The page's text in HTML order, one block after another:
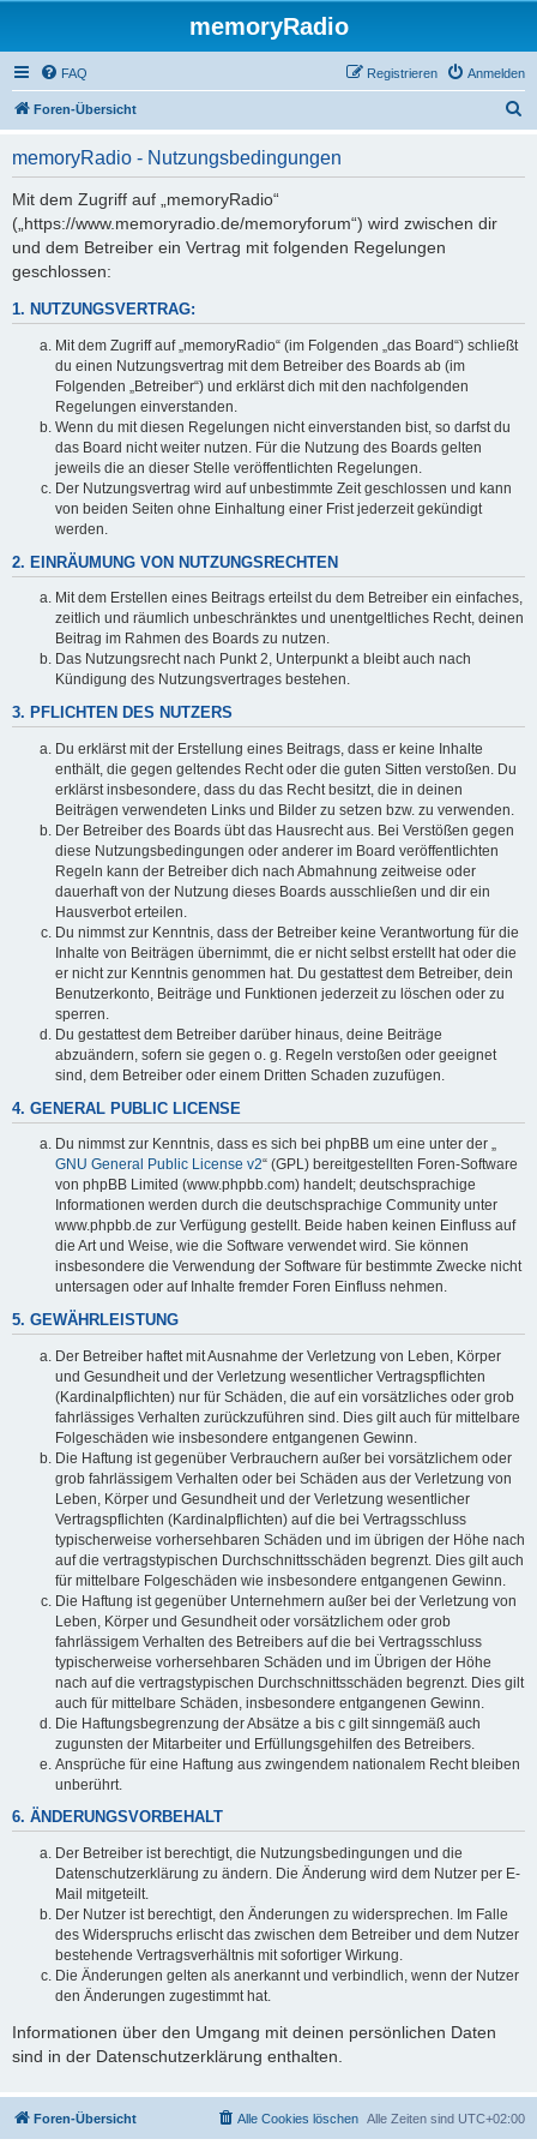
memoryRadio
FAQ Anmelden
Registrieren
Foren-Übersicht
memoryRadio - Nutzungsbedingungen
Mit dem Zugriff auf „memoryRadio“
(„https://www.memoryradio.de/memoryforum“) wird zwischen dir
und dem Betreiber ein Vertrag mit folgenden Regelungen
geschlossen:
1. NUTZUNGSVERTRAG:
Mit dem Zugriff auf „memoryRadio“ (im Folgenden „das Board“) schließt
du einen Nutzungsvertrag mit dem Betreiber des Boards ab (im
Folgenden „Betreiber“) und erklärst dich mit den nachfolgenden
Regelungen einverstanden.
Wenn du mit diesen Regelungen nicht einverstanden bist, so darfst du
das Board nicht weiter nutzen. Für die Nutzung des Boards gelten
jeweils die an dieser Stelle veröffentlichten Regelungen.
Der Nutzungsvertrag wird auf unbestimmte Zeit geschlossen und kann
von beiden Seiten ohne Einhaltung einer Frist jederzeit gekündigt
werden.
2. EINRÄUMUNG VON NUTZUNGSRECHTEN
Mit dem Erstellen eines Beitrags erteilst du dem Betreiber ein einfaches,
zeitlich und räumlich unbeschränktes und unentgeltliches Recht, deinen
Beitrag im Rahmen des Boards zu nutzen.
Das Nutzungsrecht nach Punkt 2, Unterpunkt a bleibt auch nach
Kündigung des Nutzungsvertrages bestehen.
3. PFLICHTEN DES NUTZERS
Du erklärst mit der Erstellung eines Beitrags, dass er keine Inhalte
enthält, die gegen geltendes Recht oder die guten Sitten verstoßen. Du
erklärst insbesondere, dass du das Recht besitzt, die in deinen
Beiträgen verwendeten Links und Bilder zu setzen bzw. zu verwenden.
Der Betreiber des Boards übt das Hausrecht aus. Bei Verstößen gegen
diese Nutzungsbedingungen oder anderer im Board veröffentlichten
Regeln kann der Betreiber dich nach Abmahnung zeitweise oder
dauerhaft von der Nutzung dieses Boards ausschließen und dir ein
Hausverbot erteilen.
Du nimmst zur Kenntnis, dass der Betreiber keine Verantwortung für die
Inhalte von Beiträgen übernimmt, die er nicht selbst erstellt hat oder die
er nicht zur Kenntnis genommen hat. Du gestattest dem Betreiber, dein
Benutzerkonto, Beiträge und Funktionen jederzeit zu löschen oder zu
sperren.
Du gestattest dem Betreiber darüber hinaus, deine Beiträge
abzuändern, sofern sie gegen o. g. Regeln verstoßen oder geeignet
sind, dem Betreiber oder einem Dritten Schaden zuzufügen.
4. GENERAL PUBLIC LICENSE
Du nimmst zur Kenntnis, dass es sich bei phpBB um eine unter der „
GNU General Public License v2“ (GPL) bereitgestellten Foren-Software
von phpBB Limited (www.phpbb.com) handelt; deutschsprachige
Informationen werden durch die deutschsprachige Community unter
www.phpbb.de zur Verfügung gestellt. Beide haben keinen Einfluss auf
die Art und Weise, wie die Software verwendet wird. Sie können
insbesondere die Verwendung der Software für bestimmte Zwecke nicht
untersagen oder auf Inhalte fremder Foren Einfluss nehmen.
5. GEWÄHRLEISTUNG
Der Betreiber haftet mit Ausnahme der Verletzung von Leben, Körper
und Gesundheit und der Verletzung wesentlicher Vertragspflichten
(Kardinalpflichten) nur für Schäden, die auf ein vorsätzliches oder grob
fahrlässiges Verhalten zurückzuführen sind. Dies gilt auch für mittelbare
Folgeschäden wie insbesondere entgangenen Gewinn.
Die Haftung ist gegenüber Verbrauchern außer bei vorsätzlichem oder
grob fahrlässigem Verhalten oder bei Schäden aus der Verletzung von
Leben, Körper und Gesundheit und der Verletzung wesentlicher
Vertragspflichten (Kardinalpflichten) auf die bei Vertragsschluss
typischerweise vorhersehbaren Schäden und im übrigen der Höhe nach
auf die vertragstypischen Durchschnittsschäden begrenzt. Dies gilt auch
für mittelbare Folgeschäden wie insbesondere entgangenen Gewinn.
Die Haftung ist gegenüber Unternehmern außer bei der Verletzung von
Leben, Körper und Gesundheit oder vorsätzlichem oder grob
fahrlässigem Verhalten des Betreibers auf die bei Vertragsschluss
typischerweise vorhersehbaren Schäden und im Übrigen der Höhe
nach auf die vertragstypischen Durchschnittsschäden begrenzt. Dies gilt
auch für mittelbare Schäden, insbesondere entgangenen Gewinn.
Die Haftungsbegrenzung der Absätze a bis c gilt sinngemäß auch
zugunsten der Mitarbeiter und Erfüllungsgehilfen des Betreibers.
Ansprüche für eine Haftung aus zwingendem nationalem Recht bleiben
unberührt.
6. ÄNDERUNGSVORBEHALT
Der Betreiber ist berechtigt, die Nutzungsbedingungen und die
Datenschutzerklärung zu ändern. Die Änderung wird dem Nutzer per E-
Mail mitgeteilt.
Der Nutzer ist berechtigt, den Änderungen zu widersprechen. Im Falle
des Widerspruchs erlischt das zwischen dem Betreiber und dem Nutzer
bestehende Vertragsverhältnis mit sofortiger Wirkung.
Die Änderungen gelten als anerkannt und verbindlich, wenn der Nutzer
den Änderungen zugestimmt hat.
Informationen über den Umgang mit deinen persönlichen Daten
sind in der Datenschutzerklärung enthalten.
Foren-Übersicht Alle Zeiten sind UTC+02:00
Alle Cookies löschen